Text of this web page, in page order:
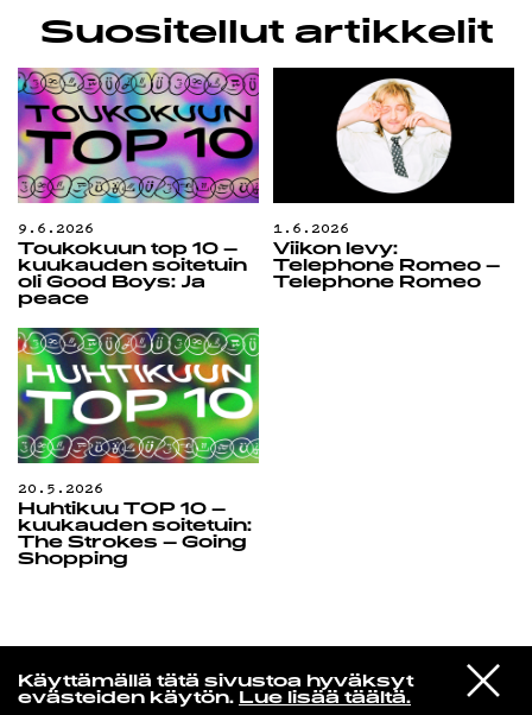
Käyttämällä tätä sivustoa hyväksyt
evästeiden käytön. Lue lisää täältä.
VIESTI
STUDIOON
Mariya Takeuchi
シェットランドに頬をうずめて
Suositellut artikkelit
9.6.2026
Toukokuun top 10 –
kuukauden soitetuin
oli Good Boys: Ja
peace
1.6.2026
Viikon levy:
Telephone Romeo –
Telephone Romeo
20.5.2026
Huhtikuu TOP 10 –
kuukauden soitetuin:
The Strokes – Going
Shopping